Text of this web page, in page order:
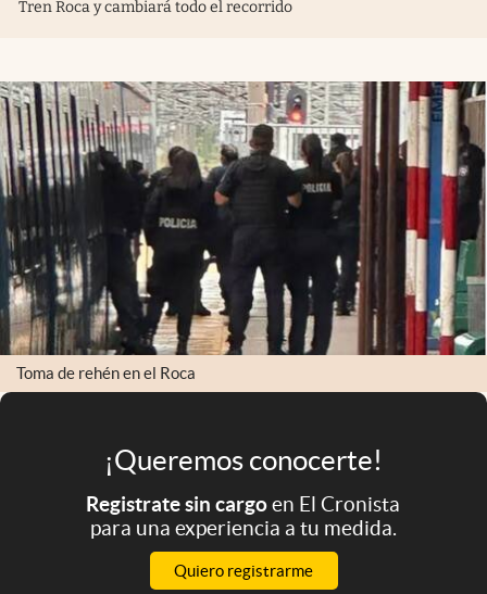
Mundial 2026
El Cronista Studio
Mediakit
abre en nueva pestaña
Tren Roca y cambiará todo el recorrido
Toma de rehén en el Roca
¡Queremos conocerte!
Registrate sin cargoen El Cronista
para una experiencia a tu medida.
Quiero registrarme